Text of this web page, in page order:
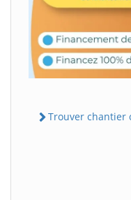
Trouver chantier